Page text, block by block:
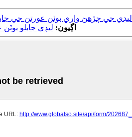
ليڊي جي چڙهڻ واري بوٽن عورتن جي
اڳيون: ليڊي جابلو